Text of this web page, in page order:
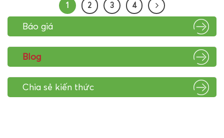
1 2 3 4
Báo giá
Blog
Chia sẻ kiến thức